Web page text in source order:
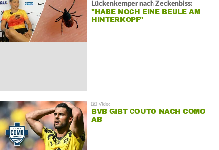
Lückenkemper nach Zeckenbiss:
"HABE NOCH EINE BEULE AM
HINTERKOPF"
BVB GIBT COUTO NACH COMO
AB